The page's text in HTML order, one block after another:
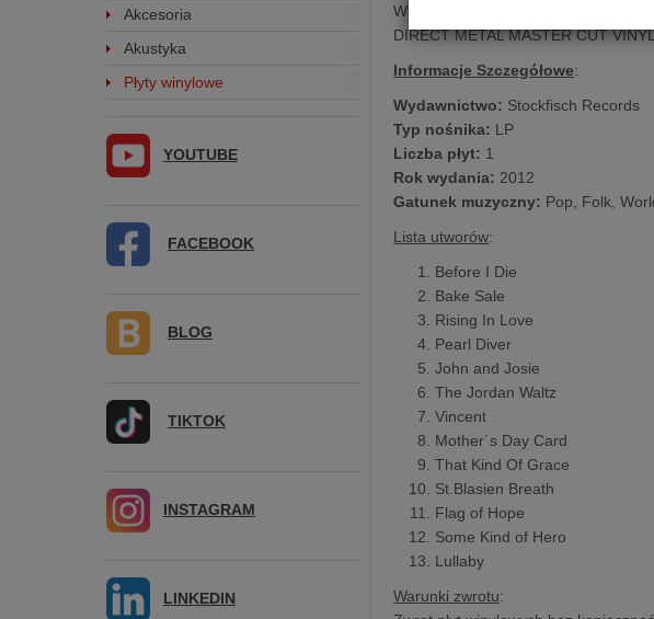
Winylowe wydanie emocjonującego
DIRECT METAL MASTER CUT
Informacje Szczegółowe:
Wydawnictwo: Stockfisch Records
Typ nośnika: LP
Liczba płyt: 1
Rok wydania: 2012
Gatunek muzyczny: Pop, Folk,
Lista utworów:
Before I Die
Bake Sale
Rising In Love
Pearl Diver
John and Josie
The Jordan Waltz
Vincent
Mother´s Day Card
That Kind Of Grace
St.Blasien Breath
Flag of Hope
Some Kind of Hero
Lullaby
Warunki zwrotu:
Akcesoria
Akustyka
Płyty winylowe
YOUTUBE
FACEBOOK
BLOG
TIKTOK
INSTAGRAM
LINKEDIN